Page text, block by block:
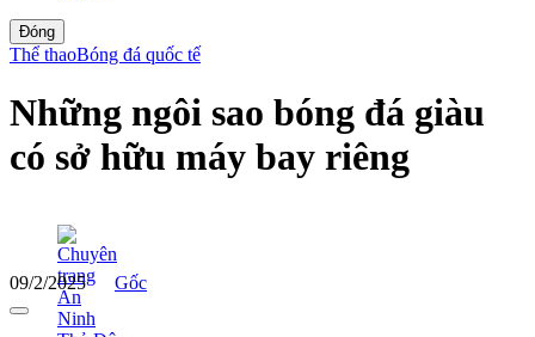
Đóng
Thể thaoBóng đá quốc tế
Những ngôi sao bóng đá giàu
có sở hữu máy bay riêng
09/2/2025 Gốc